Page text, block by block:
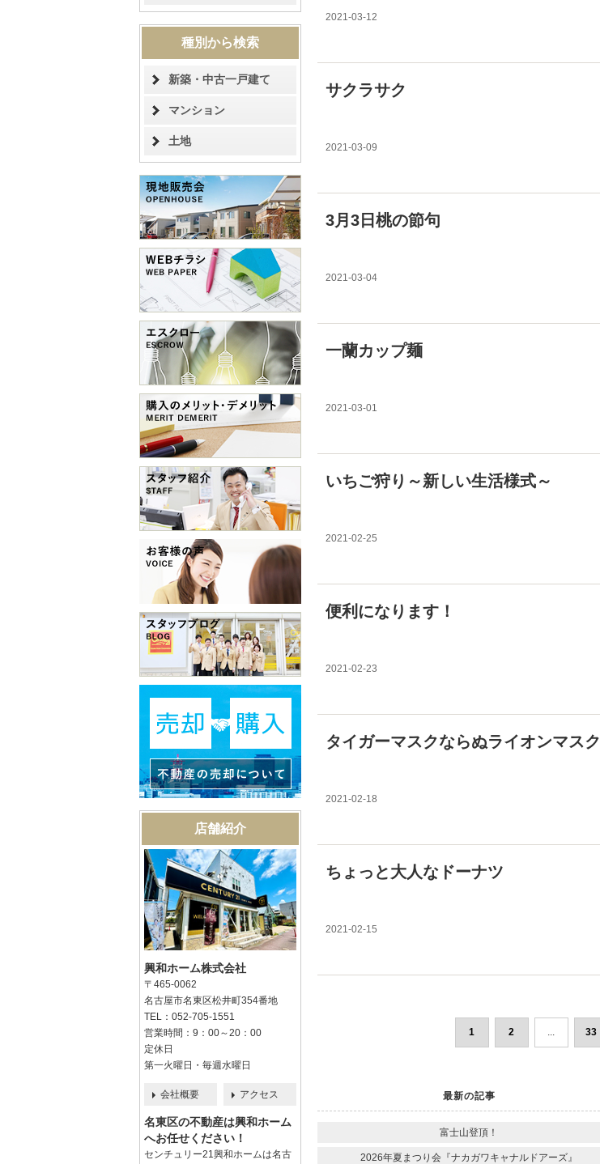
2021-03-12
サクラサク
2021-03-09
3月3日桃の節句
2021-03-04
一蘭カップ麺
2021-03-01
いちご狩り～新しい生活様式～
2021-02-25
便利になります！
2021-02-23
タイガーマスクならぬライオンマスク
2021-02-18
ちょっと大人なドーナツ
2021-02-15
1 2 33
最新の記事
富士山登頂！
2026年夏まつり会『ナカガワキャナルドアーズ』
種別から検索
新築・中古一戸建て
マンション
土地
店舗紹介
興和ホーム株式会社
〒465-0062
名古屋市名東区松井町354番地
TEL：052-705-1551
営業時間：9：00～20：00
定休日
第一火曜日・毎週水曜日
会社概要 アクセス
名東区の不動産は興和ホーム
へお任せください！
センチュリー21興和ホームは名古